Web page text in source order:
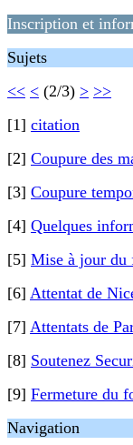
Inscription et
Sujets
<< < (2/3) > >>
[1] citation
[2] Coupure des
[3] Coupure
[4] Quelques
[5] Mise à jour du
[6] Attentat de
[7] Attentats de
[8] Soutenez
[9] Fermeture du
Navigation